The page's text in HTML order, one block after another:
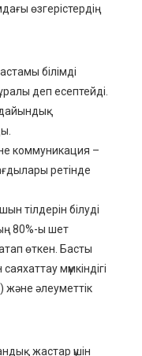
өзгерістердің
білімді
деп есептейді.
дайындық
коммуникация –
ретінде
тілдерін білуді
80%-ы шет
өткен. Басты
мүмкіндігі
және әлеуметтік
жастар үшін